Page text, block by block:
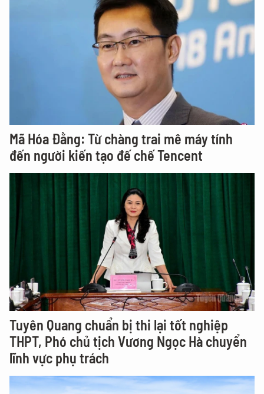
Mã Hóa Đằng: Từ chàng trai mê máy tính
đến người kiến tạo đế chế Tencent
Tuyên Quang chuẩn bị thi lại tốt nghiệp
THPT, Phó chủ tịch Vương Ngọc Hà chuyển
lĩnh vực phụ trách